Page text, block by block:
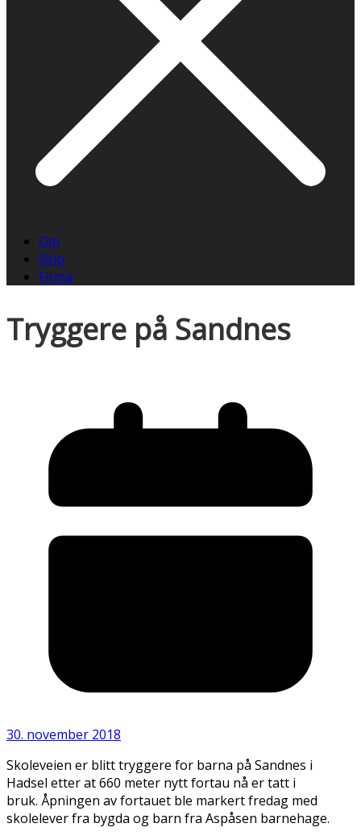
Om
Skip
Firma
Tryggere på Sandnes
30. november 2018
Skoleveien er blitt tryggere for barna på Sandnes i
Hadsel etter at 660 meter nytt fortau nå er tatt i
bruk. Åpningen av fortauet ble markert fredag med
skolelever fra bygda og barn fra Aspåsen barnehage.